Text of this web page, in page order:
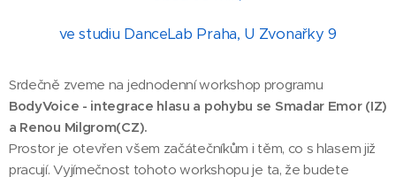
ve studiu DanceLab Praha, U Zvonařky 9
Srdečně zveme na jednodenní workshop programu
BodyVoice - integrace hlasu a pohybu se Smadar Emor (IZ)
a Renou Milgrom(CZ).
Prostor je otevřen všem začátečníkům i těm, co s hlasem již
pracují. Vyjímečnost tohoto workshopu je ta, že budete